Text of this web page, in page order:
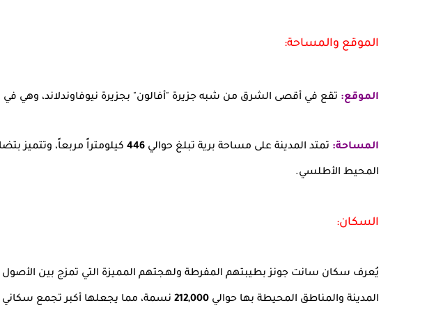
الموقع والمساحة:
الموقع: تقع في أقصى الشرق من شبه جزيرة "أفالون" بجزيرة نيوفاوندلاند، وهي في
المساحة: تمتد المدينة على مساحة برية تبلغ حوالي 446 كيلومتراً مربعاً، وتتميز
المحيط الأطلسي.
السكان:
يُعرف سكان سانت جونز بطيبتهم المفرطة ولهجتهم المميزة التي تمزج بين الأصول
المدينة والمناطق المحيطة بها حوالي 212,000 نسمة، مما يجعلها أكبر تجمع